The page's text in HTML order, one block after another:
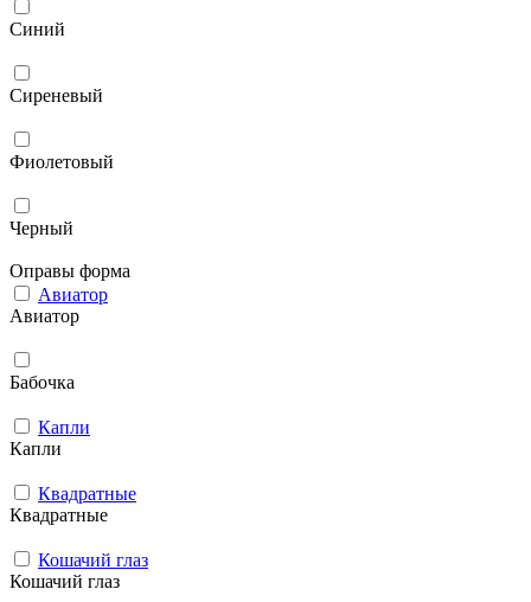
Синий
Сиреневый
Фиолетовый
Черный
Оправы форма
Авиатор
Авиатор
Бабочка
Капли
Капли
Квадратные
Квадратные
Кошачий глаз
Кошачий глаз